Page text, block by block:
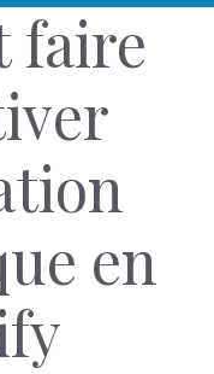
faire
en